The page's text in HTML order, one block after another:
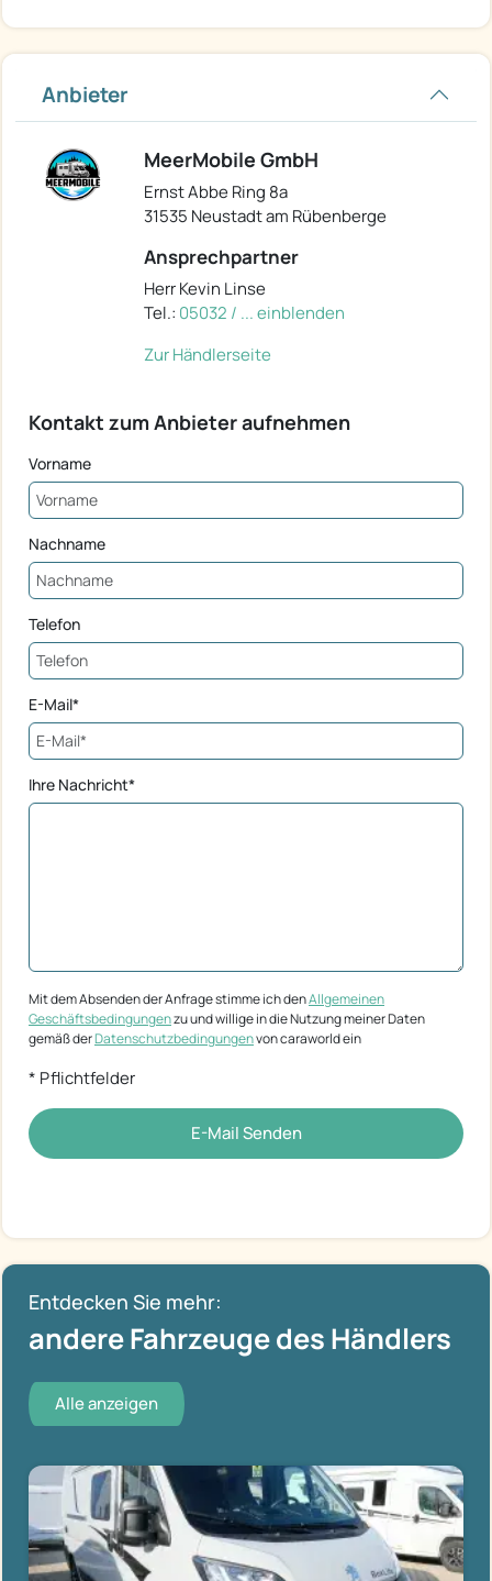
Anbieter
MeerMobile GmbH
Ernst Abbe Ring 8a
31535 Neustadt am Rübenberge
Ansprechpartner
Herr Kevin Linse
Tel.: 05032 / ... einblenden
Zur Händlerseite
Kontakt zum Anbieter aufnehmen
Vorname
Nachname
Telefon
E-Mail*
Ihre Nachricht*
Mit dem Absenden der Anfrage stimme ich denAllgemeinen
Geschäftsbedingungenzu und willige in die Nutzung meiner Daten
gemäß derDatenschutzbedingungenvon caraworld ein
* Pflichtfelder
E-Mail Senden
Entdecken Sie mehr:
andere Fahrzeuge des Händlers
Alle anzeigen